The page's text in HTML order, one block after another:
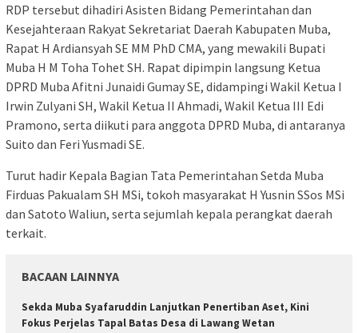
RDP tersebut dihadiri Asisten Bidang Pemerintahan dan
Kesejahteraan Rakyat Sekretariat Daerah Kabupaten Muba,
Rapat H Ardiansyah SE MM PhD CMA, yang mewakili Bupati
Muba H M Toha Tohet SH. Rapat dipimpin langsung Ketua
DPRD Muba Afitni Junaidi Gumay SE, didampingi Wakil Ketua I
Irwin Zulyani SH, Wakil Ketua II Ahmadi, Wakil Ketua III Edi
Pramono, serta diikuti para anggota DPRD Muba, di antaranya
Suito dan Feri Yusmadi SE.
Turut hadir Kepala Bagian Tata Pemerintahan Setda Muba
Firduas Pakualam SH MSi, tokoh masyarakat H Yusnin SSos MSi
dan Satoto Waliun, serta sejumlah kepala perangkat daerah
terkait.
BACAAN LAINNYA
Sekda Muba Syafaruddin Lanjutkan Penertiban Aset, Kini
Fokus Perjelas Tapal Batas Desa di Lawang Wetan